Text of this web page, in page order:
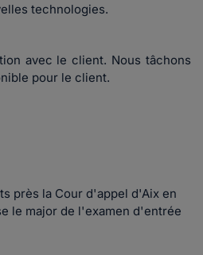
technologies.
avec le client. Nous tâchons
pour le client.
près la Cour d'appel d'Aix en
le major de l'examen d'entrée